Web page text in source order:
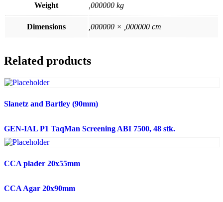
Weight ,000000 kg
Dimensions ,000000 × ,000000 cm
Related products
Slanetz and Bartley (90mm)
GEN-IAL P1 TaqMan Screening ABI 7500, 48 stk.
CCA plader 20x55mm
CCA Agar 20x90mm